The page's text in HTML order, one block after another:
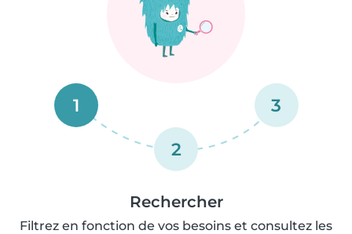
1
2
3
Rechercher
Filtrez en fonction de vos besoins et consultez les